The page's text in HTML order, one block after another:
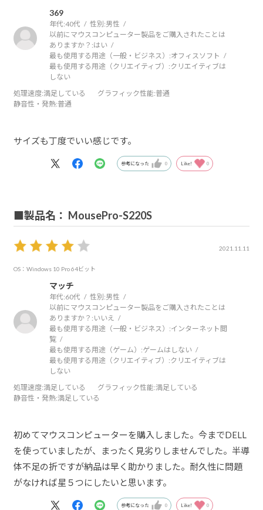
369
年代:40代 性別:男性
以前にマウスコンピューター製品をご購入されたことは
ありますか？:はい
最も使用する用途（一般・ビジネス）:オフィスソフト
最も使用する用途（クリエイティブ）:クリエイティブは
しない
処理速度:満足している グラフィック性能:普通
静音性・発熱:普通
サイズも丁度でいい感じです。
参考になった 0 Like! 0
■製品名： MousePro-S220S
2021.11.11
OS：Windows 10 Pro 64ビット
マッチ
年代:60代 性別:男性
以前にマウスコンピューター製品をご購入されたことは
ありますか？: いいえ
最も使用する用途（一般・ビジネス）:インターネット閲
覧
最も使用する用途（ゲーム）:ゲームはしない
最も使用する用途（クリエイティブ）:クリエイティブは
しない
処理速度:満足している グラフィック性能:満足している
静音性・発熱:満足している
初めてマウスコンピューターを購入しました。今までDELL
を使っていましたが、まったく見劣りしませんでした。半導
体不足の折ですが納品は早く助かりました。耐久性に問題
がなければ星５つにしたいと思います。
参考になった 0 Like! 0